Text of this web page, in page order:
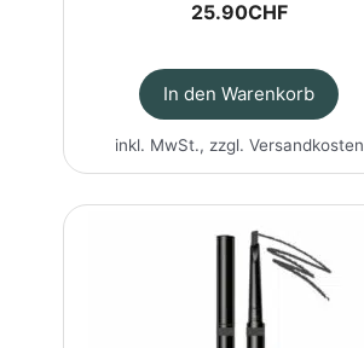
25.90CHF
In den Warenkorb
inkl. MwSt., zzgl. Versandkosten